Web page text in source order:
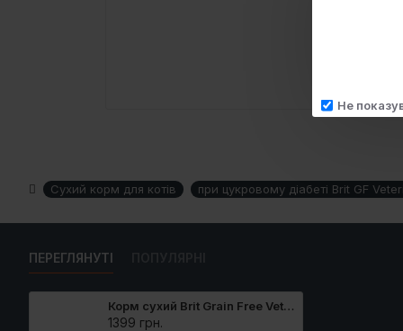
Не
Сухий корм для котів при цукровому діабеті Brit GF
ПЕРЕГЛЯНУТІ
Корм сухий Brit Grain Free VetDiet Cat Diabetes для котів з цукровим діабетом беззерновий з куркою та горохом 2 кг
1399 грн.